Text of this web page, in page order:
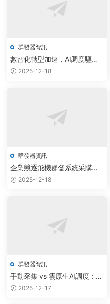
群發器資訊
數智化轉型加速，AI調度驅動
紙飛機批量私信助手采購量激
2025-12-18
群發器資訊
企業競逐飛機群發系統采購，
TG機器人永久版以AIGC驅動智
2025-12-18
群發器資訊
手動采集 vs 雲原生AI調度：飛
機群發器如何實現TG數據零限
2025-12-17